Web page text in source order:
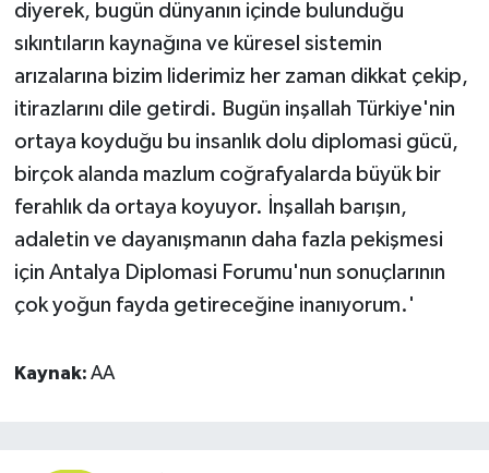
diyerek, bugün dünyanın içinde bulunduğu
sıkıntıların kaynağına ve küresel sistemin
arızalarına bizim liderimiz her zaman dikkat çekip,
itirazlarını dile getirdi. Bugün inşallah Türkiye'nin
ortaya koyduğu bu insanlık dolu diplomasi gücü,
birçok alanda mazlum coğrafyalarda büyük bir
ferahlık da ortaya koyuyor. İnşallah barışın,
adaletin ve dayanışmanın daha fazla pekişmesi
için Antalya Diplomasi Forumu'nun sonuçlarının
çok yoğun fayda getireceğine inanıyorum.'
Kaynak: AA